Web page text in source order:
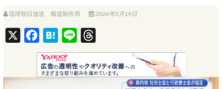
琉球朝日放送 報道制作局 2026年5月19日
a
c
e
H
a
t
e
i
n
e
h
r
e